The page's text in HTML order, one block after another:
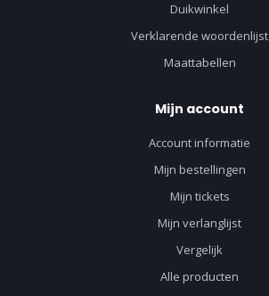
Duikwinkel
Verklarende woordenlijst
Maattabellen
Mijn account
Account informatie
Mijn bestellingen
Mijn tickets
Mijn verlanglijst
Vergelijk
Alle producten